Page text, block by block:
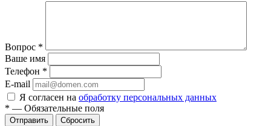
Вопрос *
Ваше имя
Телефон *
E-mail
Я согласен на обработку персональных данных
* — Обязательные поля
Отправить Сбросить